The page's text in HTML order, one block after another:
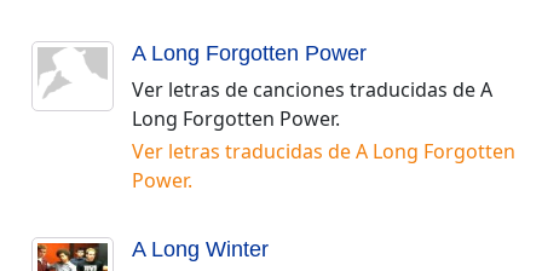
A Long Forgotten Power
Ver letras de canciones traducidas deA
Long Forgotten Power.
Ver letras traducidas deA Long Forgotten
Power.
A Long Winter